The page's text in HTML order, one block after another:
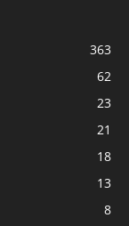
363
62
23
21
18
13
8